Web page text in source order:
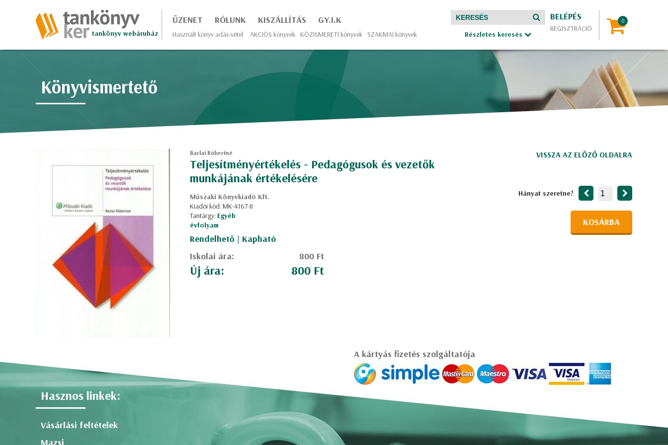
tankönyv webáruház
ÜZENET RÓLUNK KISZÁLLÍTÁS GY.I.K
Használt könyv adás-vétel AKCIÓS könyvek KÖZISMERETI könyvek SZAKMAI könyvek Részletes keresés
BELÉPÉS
REGISZTRÁCIÓ
Könyvismertető
Barlai Róbertné
Teljesítményértékelés - Pedagógusok és vezetők
munkájának értékelésére
Műszaki Könyvkiadó Kft.
Kiadói kód: MK-4167-8
Tantárgy: Egyéb
évfolyam
Rendelhető | Kapható
Iskolai ára:
800 Ft
Új ára: 800 Ft
VISSZA AZ ELŐZŐ OLDALRA
Hányat szeretne?
KOSÁRBA
A kártyás fizetés szolgáltatója
Hasznos linkek:
Vásárlási feltételek
Mazsi